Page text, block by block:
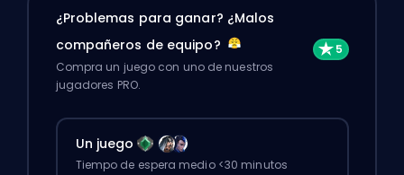
¿Problemas para ganar? ¿Malos
compañeros de equipo?
Compra un juego con uno de nuestros
jugadores PRO.
Un juego
Tiempo de espera medio <30 minutos